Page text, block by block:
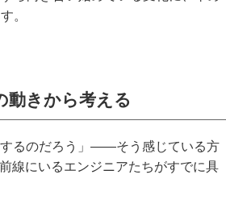
。
動きから考える
するのだろう」——そう感じている方
線にいるエンジニアたちがすでに具